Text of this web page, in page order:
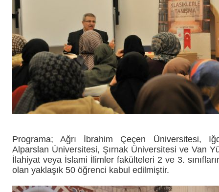
Programa; Ağrı İbrahim Çeçen Üniversitesi,
Alparslan Üniversitesi, Şırnak Üniversitesi ve Van
İlahiyat veya İslami İlimler fakülteleri 2 ve 3.
olan yaklaşık 50 öğrenci kabul edilmiştir.